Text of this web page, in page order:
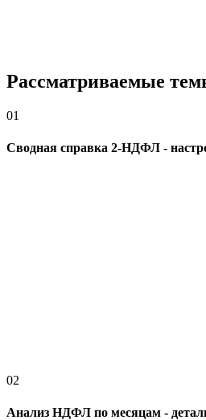
Рассматриваемые
01
Сводная справка 2-НДФЛ -
02
Анализ НДФЛ по месяцам -